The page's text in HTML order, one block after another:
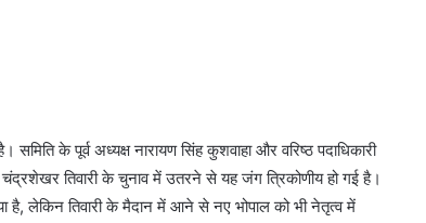
के पूर्व अध्यक्ष नारायण सिंह कुशवाहा और वरिष्ठ पदाधिकारी
तिवारी के चुनाव में उतरने से यह जंग त्रिकोणीय हो गई है।
है, लेकिन तिवारी के मैदान में आने से नए भोपाल को भी नेतृत्व में